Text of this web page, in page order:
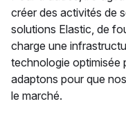
créer des activités de
solutions Elastic, de
charge une
technologie optimisée
adaptons pour que
le marché.